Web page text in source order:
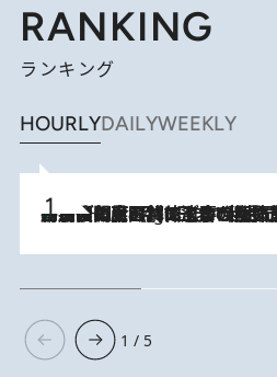
RANKING
ランキング
HOURLYDAILYWEEKLY
11 Hours Ago
「最後に見られてよかった」上野動物園の東園パンダ舎が解体前に特別公開。8月16日まで延長されたパネル展と共に辿る“半世紀”のパンダ飼育《解体工事の図面あり》
1 / 5